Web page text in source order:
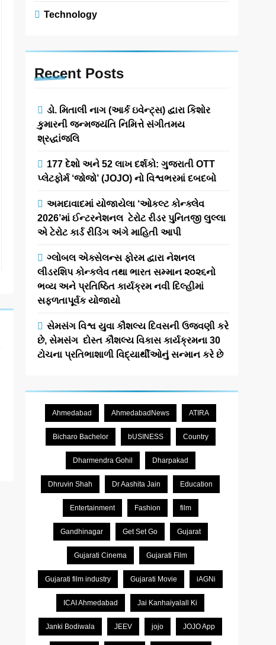
Technology
Recent Posts
ડો. મિતાલી નાગ (આર્ક ઇવેન્ટ્સ) દ્વારા કિશોર
કુમારની જન્મજયંતિ નિમિત્તે સંગીતમય
શ્રદ્ધાંજલિ
177 દેશો અને 52 લાખ દર્શકો: ગુજરાતી OTT
પ્લેટફોર્મ ‘જોજો’ (JOJO) નો વિશ્વભરમાં દબદબો
અમદાવાદમાં યોજાયેલા ‘ઓકલ્ટ કોન્ક્લેવ
2026’માં ઈન્ટરનેશનલ ટેરોટ રીડર પુનિતજી લુલ્લા
એ ટેરોટ કાર્ડ રીડિંગ અંગે માહિતી આપી
ગ્લોબલ એક્સેલન્સ ફોરમ દ્વારા નેશનલ
લીડરશિપ કોન્કલેવ તથા ભારત સમ્માન ૨૦૨૬નો
ભવ્ય અને પ્રતિષ્ઠિત કાર્યક્રમ નવી દિલ્હીમાં
સફળતાપૂર્વક યોજાયો
સેમસંગ વિશ્વ યુવા કૌશલ્ય દિવસની ઉજવણી કરે
છે, સેમસંગ દોસ્ત કૌશલ્ય વિકાસ કાર્યક્રમના 30
ટોચના પ્રતિભાશાળી વિદ્યાર્થીઓનું સન્માન કરે છે
Ahmedabad AhmedabadNews ATIRA
Bicharo Bachelor bUSINESS Country
Dharmendra Gohil Dharpakad
Dhruvin Shah Dr Aashita Jain Education
Entertainment Fashion film
Gandhinagar Get Set Go Gujarat
Gujarati Cinema Gujarati Film
Gujarati film industry Gujarati Movie iAGNi
ICAI Ahmedabad Jai Kanhaiyalall Ki
Janki Bodiwala JEEV jojo JOJO App